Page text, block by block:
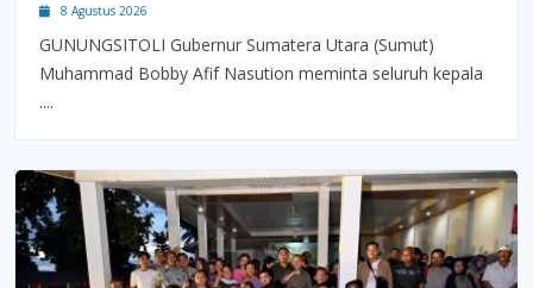
8 Agustus 2026
GUNUNGSITOLI Gubernur Sumatera Utara (Sumut)
Muhammad Bobby Afif Nasution meminta seluruh kepala
....